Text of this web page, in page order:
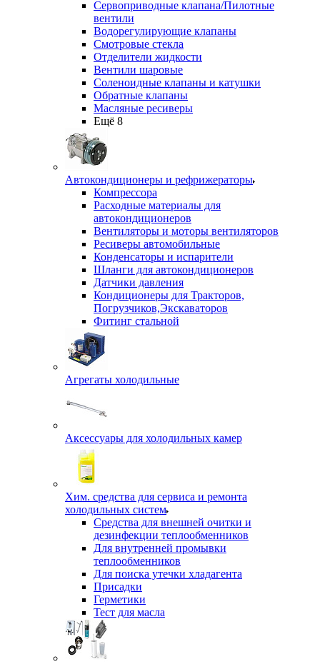
Сервоприводные клапана/Пилотные
вентили
Водорегулирующие клапаны
Смотровые стекла
Отделители жидкости
Вентили шаровые
Соленоидные клапаны и катушки
Обратные клапаны
Масляные ресиверы
Ещё 8
Автокондиционеры и рефрижераторы
Компрессора
Расходные материалы для
автокондиционеров
Вентиляторы и моторы вентиляторов
Ресиверы автомобильные
Конденсаторы и испарители
Шланги для автокондиционеров
Датчики давления
Кондиционеры для Тракторов,
Погрузчиков,Экскаваторов
Фитинг стальной
Агрегаты холодильные
Аксессуары для холодильных камер
Хим. средства для сервиса и ремонта
холодильных систем
Средства для внешней очитки и
дезинфекции теплообменников
Для внутренней промывки
теплообменников
Для поиска утечки хладагента
Присадки
Герметики
Тест для масла